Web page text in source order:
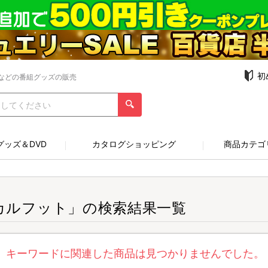
どの番組グッズの販売 初
ッズ＆DVD カタログショッピング 商品カテ
ルフット」の検索結果一覧
キーワードに関連した商品は見つかりませんでした。